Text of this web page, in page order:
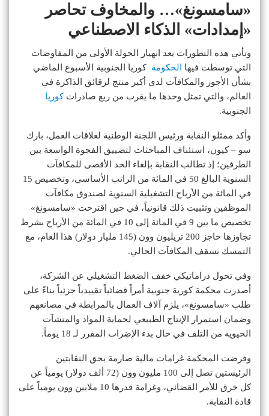
«سامسونغ»… والمخاوف تحاصر
«إمدادات» الذكاء الاصطناعي
وتأتي هذه التطورات بعد انهيار الجولة الأولى من المفاوضات
التي توسطت فيها
الحكومة كوريا الجنوبية الأسبوع الماضي
بشأن الأجور والمكافآت لدى أكبر منتج لرقائق الذاكرة في
العالم، والتي تمثل وحدها ما يقرب من ربع صادراتكوريا
الجنوبية.
وأكد ممثلو النقابة ورئيس اللجنة الوطنية لعلاقات العمل، بارك
سو – كيون، استئناف المباحثات لتضييق الفجوة الواسعة بين
الطرفين؛ إذ تطالب النقابة بإلغاء الحد الأقصى للمكافآت
السنوية البالغ 50 في المائة من الراتب الأساسي، وتخصيص 15
في المائة من الأرباح التشغيلية السنوية لصندوق مكافآت
الموظفين وتثبيت ذلك قانونياً، في حين اقترحت «سامسونغ»
تخصيص ما بين 9 في المائة إلى 10 في المائة من الأرباح بشرط
تجاوزها حاجز 200 تريليون وون (145 مليار دولار) هذا العام، مع
التمسك بسقف المكافآت الحالي.
وفي تحول دراماتيكي خفف الضغط التشغيلي عن الشركة،
أصدرت محكمة كورية جنوبية أمراً قضائياً تقييدياً جزئياً بناءً على
طلب «سامسونغ»، يلزم آلاف العمال بالمرابطة في مصانعهم
وضمان استمرار الإنتاج الطبيعي لحماية المواد والمنشآت
الحيوية من التلف في حال بدء الإضراب المقرر لـ 18 يوماً.
وفرضت المحكمة غرامات مالية صارمة بحق النقابتين
الرئيستين تصل إلى 100 مليون وون (72 ألف دولار) يومياً عن
كل خرق للأمر القضائي، وغرامة قدرها 10 ملايين وون يومياً على
قادة النقابة.